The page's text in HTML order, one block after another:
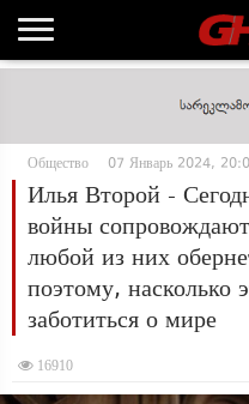
Общество 07 Январь 2024,
Илья Второй -
войны
любой из них
поэтому,
заботиться о мире
16910